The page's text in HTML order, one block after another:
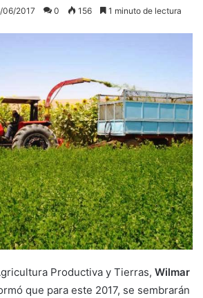
06/2017 0 156 1 minuto de lectura
Productiva y Tierras, Wilmar
que para este 2017, se sembrarán